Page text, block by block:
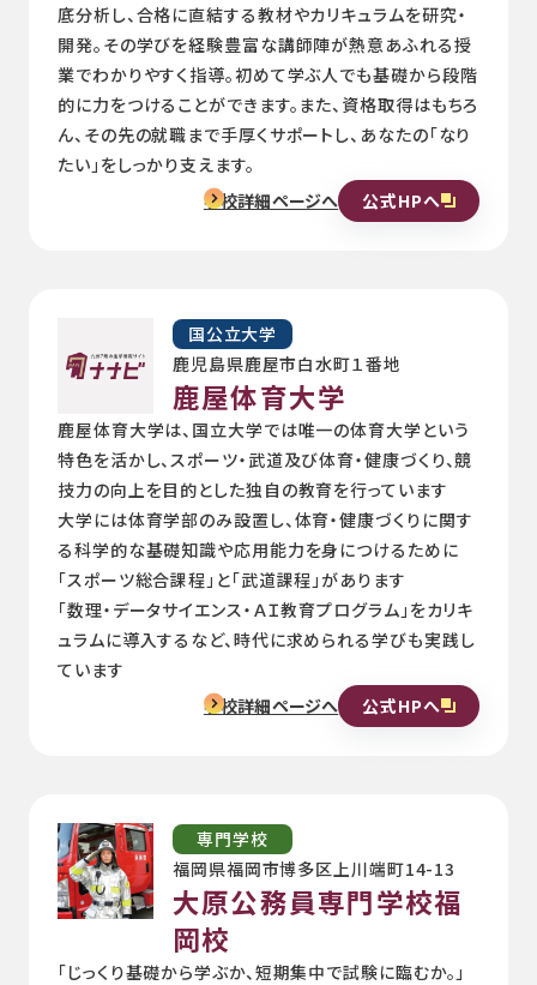
底分析し、合格に直結する教材やカリキュラムを研究・
開発。その学びを経験豊富な講師陣が熱意あふれる授
業でわかりやすく指導。初めて学ぶ人でも基礎から段階
的に力をつけることができます。また、資格取得はもちろ
ん、その先の就職まで手厚くサポートし、あなたの「なり
たい」をしっかり支えます。
学校詳細ページへ
公式HPへ
国公立大学
鹿児島県鹿屋市白水町１番地
鹿屋体育大学
⿅屋体育⼤学は、国⽴⼤学では唯一の体育⼤学という
特⾊を活かし、スポーツ・武道及び体育・健康づくり、競
技⼒の向上を⽬的とした独⾃の教育を⾏っています
大学には体育学部のみ設置し、体育・健康づくりに関す
る科学的な基礎知識や応⽤能⼒を⾝につけるために
「スポーツ総合課程」と「武道課程」があります
「数理・データサイエンス・ＡＩ教育プログラム」をカリキ
ュラムに導⼊するなど、時代に求められる学びも実践し
ています
学校詳細ページへ
公式HPへ
専門学校
福岡県福岡市博多区上川端町14-13
大原公務員専門学校福
岡校
「じっくり基礎から学ぶか、短期集中で試験に臨むか。」